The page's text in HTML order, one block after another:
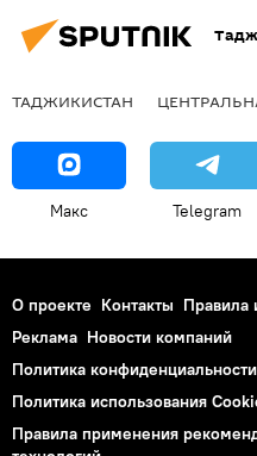
ТАДЖИКИСТАН
Макс Telegram
О проекте Контакты Правила
Реклама Новости компаний
Политика конфиденциальности
Политика использования
Правила применения